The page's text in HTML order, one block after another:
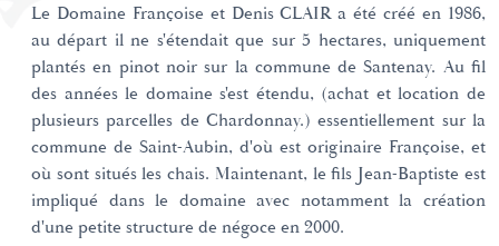
Le Domaine Françoise et Denis CLAIR a été créé en 1986,
au départ il ne s'étendait que sur 5 hectares, uniquement
plantés en pinot noir sur la commune de Santenay. Au fil
des années le domaine s'est étendu, (achat et location de
plusieurs parcelles de Chardonnay.) essentiellement sur la
commune de Saint-Aubin, d'où est originaire Françoise, et
où sont situés les chais. Maintenant, le fils Jean-Baptiste est
impliqué dans le domaine avec notamment la création
d'une petite structure de négoce en 2000.